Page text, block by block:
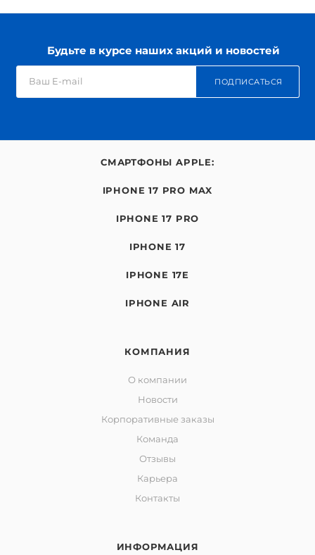
Будьте в курсе наших акций и новостей
ПОДПИСАТЬСЯ
СМАРТФОНЫ APPLE:
IPHONE 17 PRO MAX
IPHONE 17 PRO
IPHONE 17
IPHONE 17E
IPHONE AIR
КОМПАНИЯ
О компании
Новости
Корпоративные заказы
Команда
Отзывы
Карьера
Контакты
ИНФОРМАЦИЯ